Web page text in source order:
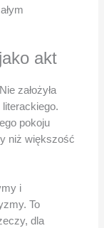
akt
założyła
literackiego.
pokoju
niż większość
i
To
dla